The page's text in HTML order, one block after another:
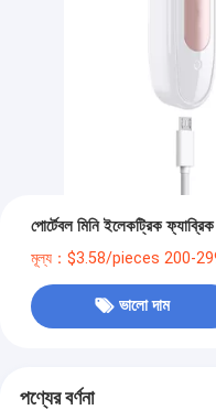
পোর্টেবল মিনি ইলেকট্রিক
মূল্য：$3.58/pieces 200-
ভালো দাম
পণ্যের বর্ণনা